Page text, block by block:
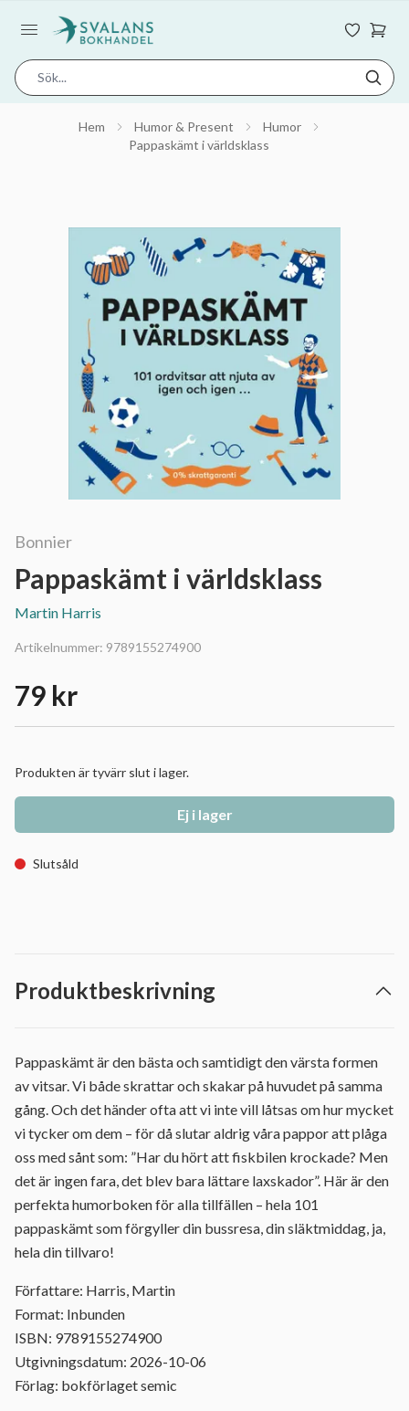
Hem Humor & Present
Humor
Pappaskämt i världsklass
Bonnier
Pappaskämt i världsklass
Martin Harris
Artikelnummer: 9789155274900
79 kr
Produkten är tyvärr slut i lager.
Ej i lager
Slutsåld
Produktbeskrivning
Pappaskämt är den bästa och samtidigt den värsta formen
av vitsar. Vi både skrattar och skakar på huvudet på samma
gång. Och det händer ofta att vi inte vill låtsas om hur mycket
vi tycker om dem – för då slutar aldrig våra pappor att plåga
oss med sånt som: ”Har du hört att fiskbilen krockade? Men
det är ingen fara, det blev bara lättare laxskador”. Här är den
perfekta humorboken för alla tillfällen – hela 101
pappaskämt som förgyller din bussresa, din släktmiddag, ja,
hela din tillvaro!
Författare: Harris, Martin
Format: Inbunden
ISBN: 9789155274900
Utgivningsdatum: 2026-10-06
Förlag: bokförlaget semic